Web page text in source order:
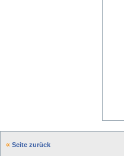
Seite zurück